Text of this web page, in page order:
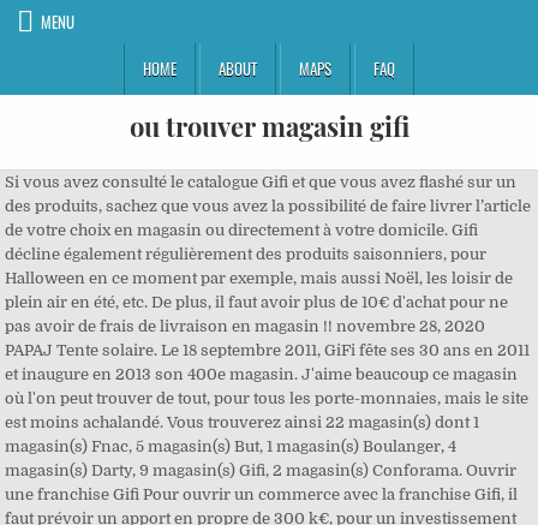
MENU
HOME
ABOUT MAPS FAQ
ou trouver magasin gifi
Si vous avez consulté le catalogue Gifi et que vous avez flashé sur un des produits, sachez que vous avez la possibilité de faire livrer l’article de votre choix en magasin ou directement à votre domicile. Gifi décline également régulièrement des produits saisonniers, pour Halloween en ce moment par exemple, mais aussi Noël, les loisir de plein air en été, etc. De plus, il faut avoir plus de 10€ d'achat pour ne pas avoir de frais de livraison en magasin !! novembre 28, 2020 PAPAJ Tente solaire. Le 18 septembre 2011, GiFi fête ses 30 ans en 2011 et inaugure en 2013 son 400e magasin. J'aime beaucoup ce magasin où l'on peut trouver de tout, pour tous les porte-monnaies, mais le site est moins achalandé. Vous trouverez ainsi 22 magasin(s) dont 1 magasin(s) Fnac, 5 magasin(s) But, 1 magasin(s) Boulanger, 4 magasin(s) Darty, 9 magasin(s) Gifi, 2 magasin(s) Conforama. Ouvrir une franchise Gifi Pour ouvrir un commerce avec la franchise Gifi, il faut prévoir un apport en propre de 300 k€, pour un investissement global de 500 k€. Trouvez votre magasin à WITTENHEIM en quelques clics avec l'Annuaire-Horaire. Vous trouverez ainsi 11 magasin(s) dont 1 magasin(s) But, 1 magasin(s) Boulanger, 1 magasin(s) Darty, 5 magasin(s) Gifi, 3 magasin(s) Conforama. Quant au panier moyen, il est évalué à 16 euros. Quels sont les horaires d’ouverture de Gifi. « GIFI ouvre son 7ème point de vente du département de la Somme, à Abbeville le 27 septembre 2017. Où trouver Dalle Parasol Déporté Gifi | Avis. Foncez et pensez aussi aux codes Gifi pour encore plus de petits prix. magasin Gifi: dans toute la France Commandez sur Auchan.fr et bénéficiez d'une livraison rapide de vos assiettes à domicile, en point relais ou dans le magasin Auchan de … Trouvez les horaires d'ouverture pour GiFi RUOMS, Route De Vallon, 07120, Ruoms et vérifiez d'autres détails aussi, tels que: la carte, le … GiFi est l’enseigne française par excellence. Moovit vous aide à trouver les meilleurs itinéraires pour vous rendre à Magasin Gifi en utilisant les transports publics, et vous guide étape par étape avec des horaires mis à jour pour les Bus, Tram ou Métro de Meyzieu. La brochure publicitaire actuelle est valable du 15/12/2020 au 23/12/2020. Pour cela, vous devez simplement vous rendre en magasin ou télécharger l'application pour obtenir votre carte de membre puis l'activer. Fondée en 1981, Gifi est une chaîne de magasins spécialisée dans l' ameublement de maisons et des jardins à bon prix.Fortement implanté en France, Gifi est aussi présente dans les DOM-TOM, en Espagne, au Maroc, en Belgique et en Côte d'Ivoire.Elle est également présente sur Internet avec son site vous permettant de faire des achats en ligne ou … Avant de vous déplacer chez Gifi, vérifier les heures d'ouverture et fermeture des commerces de magasin Gifi 18100 VIERZON, entreprises et artisans magasin à VIERZON, annuaire des sociétés magasin. GiFi est une chaîne de magasins qui proche du hard discount. Gifi Nöel 2020. Bonjour à tous. Avant de vous déplacer chez Gifi, vérifier les heures d'ouverture et fermeture des commerces de magasin Gifi 68270 WITTENHEIM, entreprises et artisans magasin à WITTENHEIM L’emplacement doit normalement mesurer entre 1200 m2 et 2000 m2. GiFi est un peu la caverne d’Ali Baba où l’on est certain de trouver ce petit quelque chose à s’offrir ou à offrir. Dans votre magasin GiFi, vous trouvez des idées DECO, des idées CADEAUX, des idées UTILES et des idées de SAISON. N'oubliez pas que de nombreux sites proposent un large choix d'électroménager à acheter en ligne et à faire livrer directement à votre domicile, sans vous déplacer. Tous les catalogues GIFI actuels. la livraison été rapide, le retrait aussi, personnel sympa, mais a l ouverture du colis j'ete tres decus car j'ai commander … C’est en 1981 que le premier magasin GiFi ouvre ses portes, dans le Lot-et-Garonne à Villeneuve-sur-Lot. Pour en profiter encore plus, vous pouvez obtenir une carte VIP GiFi. En tant que magasin discount, GiFi a les meilleures promos à offrir en ce qui concerne notamment les produits de maison et de jardin, meubles et déco. TROUVEZ VOTRE MAGASIN U OU VOTRE STATION U Il y a forcément un Magasin U accompagné d'une station-service près de chez vous. Vous pourrez ensuite profiter de toutes les réductions et offres mises en place. Gifi est une marque notoirement connue et déposée, ainsi que son slogan «des idées de génie». Tapez ou collez votre code promo et cliquez sur « Appliquer » Connaissez-vous la petite histoire de GiFi ? Trouvez les horaires d'ouverture pour GiFi, 14 Rue Gutemberg, 33380, Biganos et vérifiez d'autres détails aussi, tels que: la carte, le numéro de téléphone, le … L’enseigne est désormais présente sur l’ensemble du territoire français … Si vous souhaitez trouver un code promo de GiFi, rendez-vous sur nos pages Le Parisien codes promo afin de trouver de bonnes affaires. Voir la brochure GIFI pour cette semaine. Selon la … Découvrez les idées de génie de GiFi tout au long de l'année sans oublier les soldes et le Black Friday pour faire des affaires à prix … Grâce à l'échantillonnage de l'offre, chaque membre d'une famille peut trouver chez GIFI l'article qui lui … La franchise Gifi s’implante sur les territoires comptant au moins 40000 habitants. Où trouver Parasol Déporté Blanc Gifi | Promotion. Restez informee des quune offre gifi ou coffre de rangement est publiee. Ainsi, vous profitez d’un paiement en ligne sécurisé et vous êtes certain de trouver l’article de votre choix. Contactez le magasin GIFI le plus proche de chez vous: Fenouillet, Avenue Des Sports, 31150 pour commander ou … GIFI offre un rapport qualité-prix très concurrentiel. Dans ce département Lot-et-Garonne, ils sont au nombre de 11 répartis entre les enseignes Boulanger, Darty, Gifi, Fnac, Conforama ou But. Gifi (abréviation de Ginestet Philippe) est une enseigne de distribution de produits à petits prix pour la famille et la maison, proche du hard-discount non-alimentaire. Si vous recherchez les catalogues GiFi sur le web, vous êtes au bon endroit. Le leader en France, spécialisé dans l’équipement de la maison et de la famille à bon prix, poursuit son maillage territorial sur le département de la Somme, pour être toujours au plus proche de ses clients. Des magasins où on peut trouver des babioles pas trop cher pour la maison, la déco et tout. novembre 22, 2020 PAPAJ Tente solaire. Gifi ne rate jamais son rendez-vous avec le Noël. Même s'il est assez facile d'y arriver, c'est le principe. Gifi n’a plus à être présenté, chacun connait pour y être allé au moins une fois, ne serait-ce que par curiosité, ou pour accompagner quelqu’un. Trouver gratuitement les horaires d’ouverture de la société de Gifi Les usagers de sa plateforme de vente en ligne ont ainsi la possibilité de trouver à prix réduit tous types d’article ou d’équipements destinés à un usage domestique. Retrouvez la liste de nos magasins IKEA en France, sélectionnez votre magasin favori et consultez l'ensemble des informations (horaires, services et offres). Discount stocks dégriffés à Plan de Campagne (13) : trouver les numéros de téléphone et adresses des professionnels de votre département ou de votre ville dans l'annuaire PagesJaunes Dans ce département Herault, ils sont au nombre de 22 répartis entre les enseignes Boulanger, Darty, Gifi, Fnac, Conforama ou But. Pour faciliter votre shopping, la plupart des magasins vous accueillent le DIMANCHE. Ses 540 magasins actuels proposent, sur environ 1 700 m² en moyenne, 23 000 références de produits pour la maison, le jardin, les loisirs ou la décoration. Dimensions l x l x h. Dans la meme gamme vous pourrez trouver le coffre a linge sous la reference 551364 selon stock disponible. Vous pouvez offrir des cadeaux personnalisés par l'intermédiaire de notre site: Sticker mural, Bloc Photo, Magnet Photo, Lampe Totem, Bracelet photo, Porte monnaie, Médaille photo etc. Foncez dans l'un de nos 450 magasins https://magasins.gifi.fr/ Tous les consommateurs « malins », à la recherche d'une bonne affaire ou d'une bonne idée et portés par l'achat d'impulsion et l'achat plaisir, sont des clients de GIFI. CONCEPT-USINE Salon de jardin aluminium Brescia 8 + Parasol déporté Cesare blanc 4x3 m. On y trouve du mobilier, de l’électroménager, de la décoration, du mobilier jardin, des accessoires en tous genres, et tout plein d’idées cadeaux. Avis de salariés chez MAGASIN GIFI à propos de la culture d'entreprise, des salaires, des avantages, de l'équilibre vie professionnelle/vie personnelle, de l'encadrement, de la sécurité de l'emploi etc. Quels sont les horaires d’ouverture de Gifi. Trouvez sur l’annuaire Hoodspot, le magasin Gifi le plus proche de votre domicile ou de votre lieu de travail, en un tour de main. Saurez vous où je peux trouver des magasins dans le genre de Gifi ou Action à Naples. Nous vous proposons les derniers prospectus de l'enseigne GiFi, qui vous permettront d'obtenir des prix défiants toute concurrence et les bons plans disponibles dans votre magasin.Si vous désirez faire des économies grâce aux promotions proposées dans les pubs de la semaine du magasin GiFi … ALICE'S GARDEN Lot de 4 dalles arrondies 48x48cm à lester - Pour parasol déporté avec pied. Nous vous proposons une très large sélection d'assiettes de tous styles et coloris. Il ne … bonjour, c'st ma deuxième commande chez ce commerçant en ligne, je connais bien le magasin ou je me rend souvent, d'ailleurs j'ai du commander sur internet par ce que j'ai pas trouver le produit en magasin. Le fondateur est Philippe Ginestet, un homme d’affaires français né le 15 avril 1954. Retrouvez partout en France les Hyper U, Super U, UExpress et station essence U qui vous proposent toujours plus de bons plans, de promotions et de services. Dans votre magasin GiFi, vous trouvez des milliers d’articles à prix bas pour la décoration et l’aménagement de votre maison : objets déco tendance, ustensiles de cuisine, linge de maison, etc. Coffre A Linge En Plast